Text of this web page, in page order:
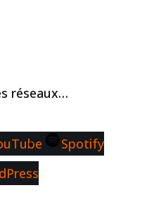
réseaux…
Spotify